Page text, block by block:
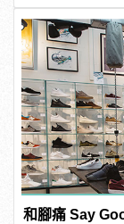
和腳痛 Say